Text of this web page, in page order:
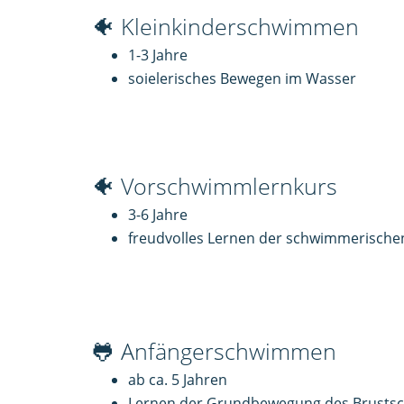
🐠 Kleinkinderschwimmen
1-3 Jahre
soielerisches Bewegen im Wasser
🐠 Vorschwimmlernkurs
3-6 Jahre
freudvolles Lernen der
🐸 Anfängerschwimmen
ab ca. 5 Jahren